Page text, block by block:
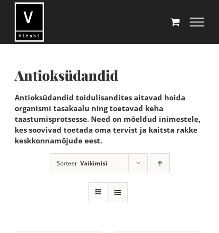
Antioksüdandid
Antioksüdandid toidulisandites aitavad hoida
organismi tasakaalu ning toetavad keha
taastumisprotsesse. Need on mõeldud inimestele,
kes soovivad toetada oma tervist ja kaitsta rakke
keskkonnamõjude eest.
Sorteeri Vaikimisi